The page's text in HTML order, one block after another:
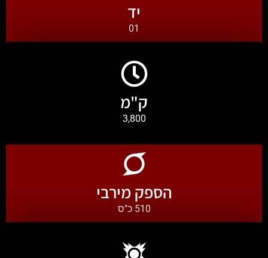
יד
01
ק"מ
3,800
הספק מירבי
510 כ"ס